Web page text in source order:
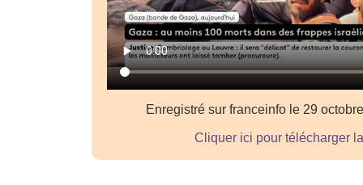
Enregistré sur franceinfo le 29
Cliquer ici pour télécharger